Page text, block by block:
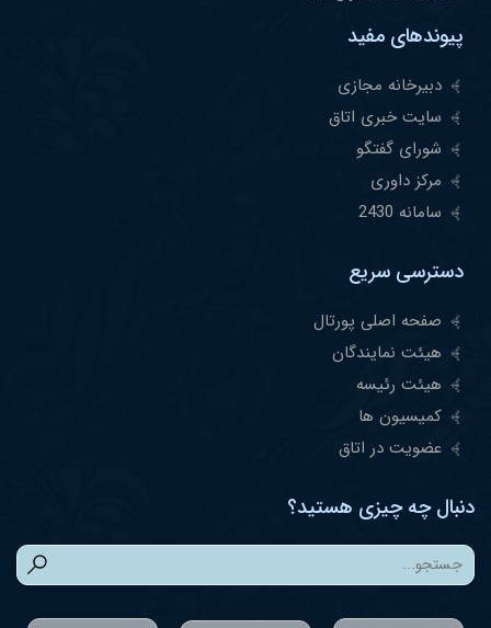
پیوندهای مفید
دبیرخانه مجازی
سایت خبری اتاق
شورای گفتگو
مرکز داوری
سامانه 2430
دسترسی سریع
صفحه اصلی پورتال
هیئت نمایندگان
هیئت رئیسه
کمیسیون ها
عضویت در اتاق
دنبال چه چیزی هستید؟